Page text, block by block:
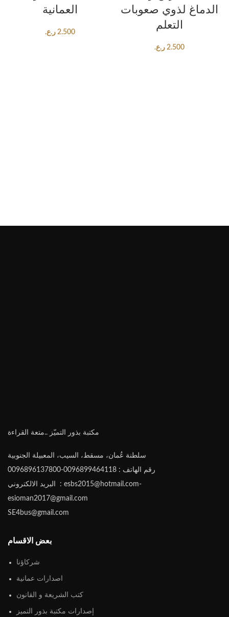
العمانية
2.500 ر.ع.
الدماغ لذوي صعوبات
التعلم
2.500 ر.ع.
مكتبة بذور التميّز ..متعة القراءة
سلطنة عُمان، مسقط، السيب، المعبيلة الجنوبية
رقم الهاتف : 0096899464118-0096896137800
البريد الالكتروني : esbs2015@hotmail.com-
esioman2017@gmail.com
SE4bus@gmail.com
بعض الاقسام
شركاؤنا
اصدارات عمانية
كتب الشريعة و القانون
إصدارات مكتبة بذور التميز